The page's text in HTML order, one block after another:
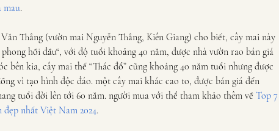
mau.
Thắng (vườn mai Nguyễn Thắng, Kiên Giang) cho biết, cây mai này
hồi đầu“, với độ tuổi khoảng 40 năm, được nhà vườn rao bán giá
bên kia, cây mai thế “Thác đổ” cũng khoảng 40 năm tuổi nhưng được
vì tạo hình độc đáo. một cây mai khác cao to, được bán giá đến
tuổi đời lên tới 60 năm. người mua với thể tham khảo thêm về Top 7
đẹp nhất Việt Nam 2024.